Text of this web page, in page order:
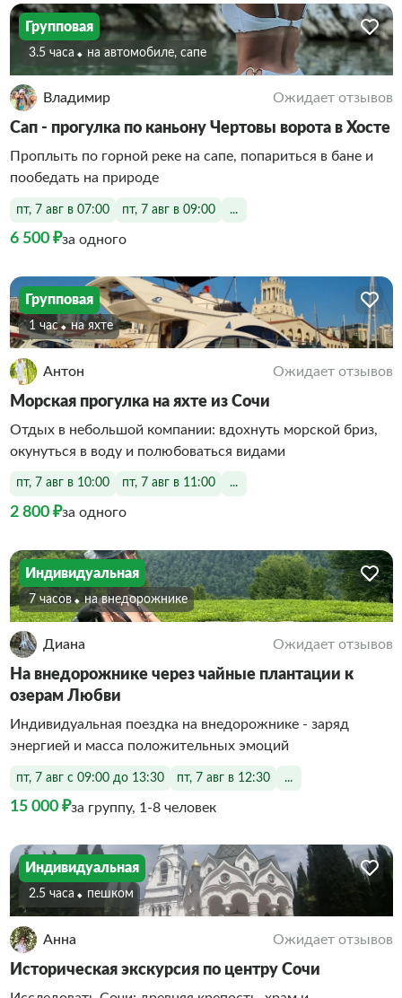
Групповая
3.5 часа На автомобиле, сапе
Владимир Ожидает отзывов
Сап - прогулка по каньону Чертовы ворота в Хосте
Проплыть по горной реке на сапе, попариться в бане и
пообедать на природе
пт, 7 авг в 07:00 пт, 7 авг в 09:00 ...
6 500 ₽за одного
Групповая
1 час На яхте
Антон Ожидает отзывов
Морская прогулка на яхте из Сочи
Отдых в небольшой компании: вдохнуть морской бриз,
окунуться в воду и полюбоваться видами
пт, 7 авг в 10:00 пт, 7 авг в 11:00 ...
2 800 ₽за одного
Индивидуальная
7 часов На внедорожнике
Диана Ожидает отзывов
На внедорожнике через чайные плантации к
озерам Любви
Индивидуальная поездка на внедорожнике - заряд
энергией и масса положительных эмоций
пт, 7 авг с 09:00 до 13:30 пт, 7 авг в 12:30 ...
15 000 ₽за группу, 1-8 человек
Индивидуальная
2.5 часа Пешком
Анна Ожидает отзывов
Историческая экскурсия по центру Сочи